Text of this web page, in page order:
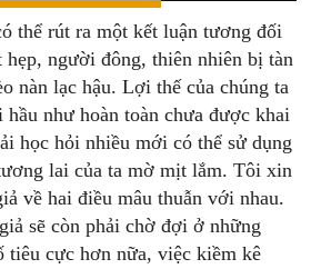
thể rút ra một kết luận tương đối
hẹp, người đông, thiên nhiên bị tàn
nàn lạc hậu. Lợi thế của chúng ta
như hoàn toàn chưa được khai
học hỏi nhiều mới có thể sử dụng
lai của ta mờ mịt lắm. Tôi xin
về hai điều mâu thuẫn với nhau.
sẽ còn phải chờ đợi ở những
tiêu cực hơn nữa, việc kiềm kê